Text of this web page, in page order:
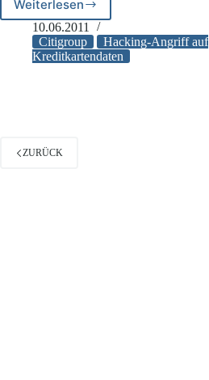
Weiterlesen
Citigroup:
Hacking-
Angriff
auf
10.06.2011
Citigroup
Hacking-Angriff auf
Kreditkartendaten
ZURÜCK